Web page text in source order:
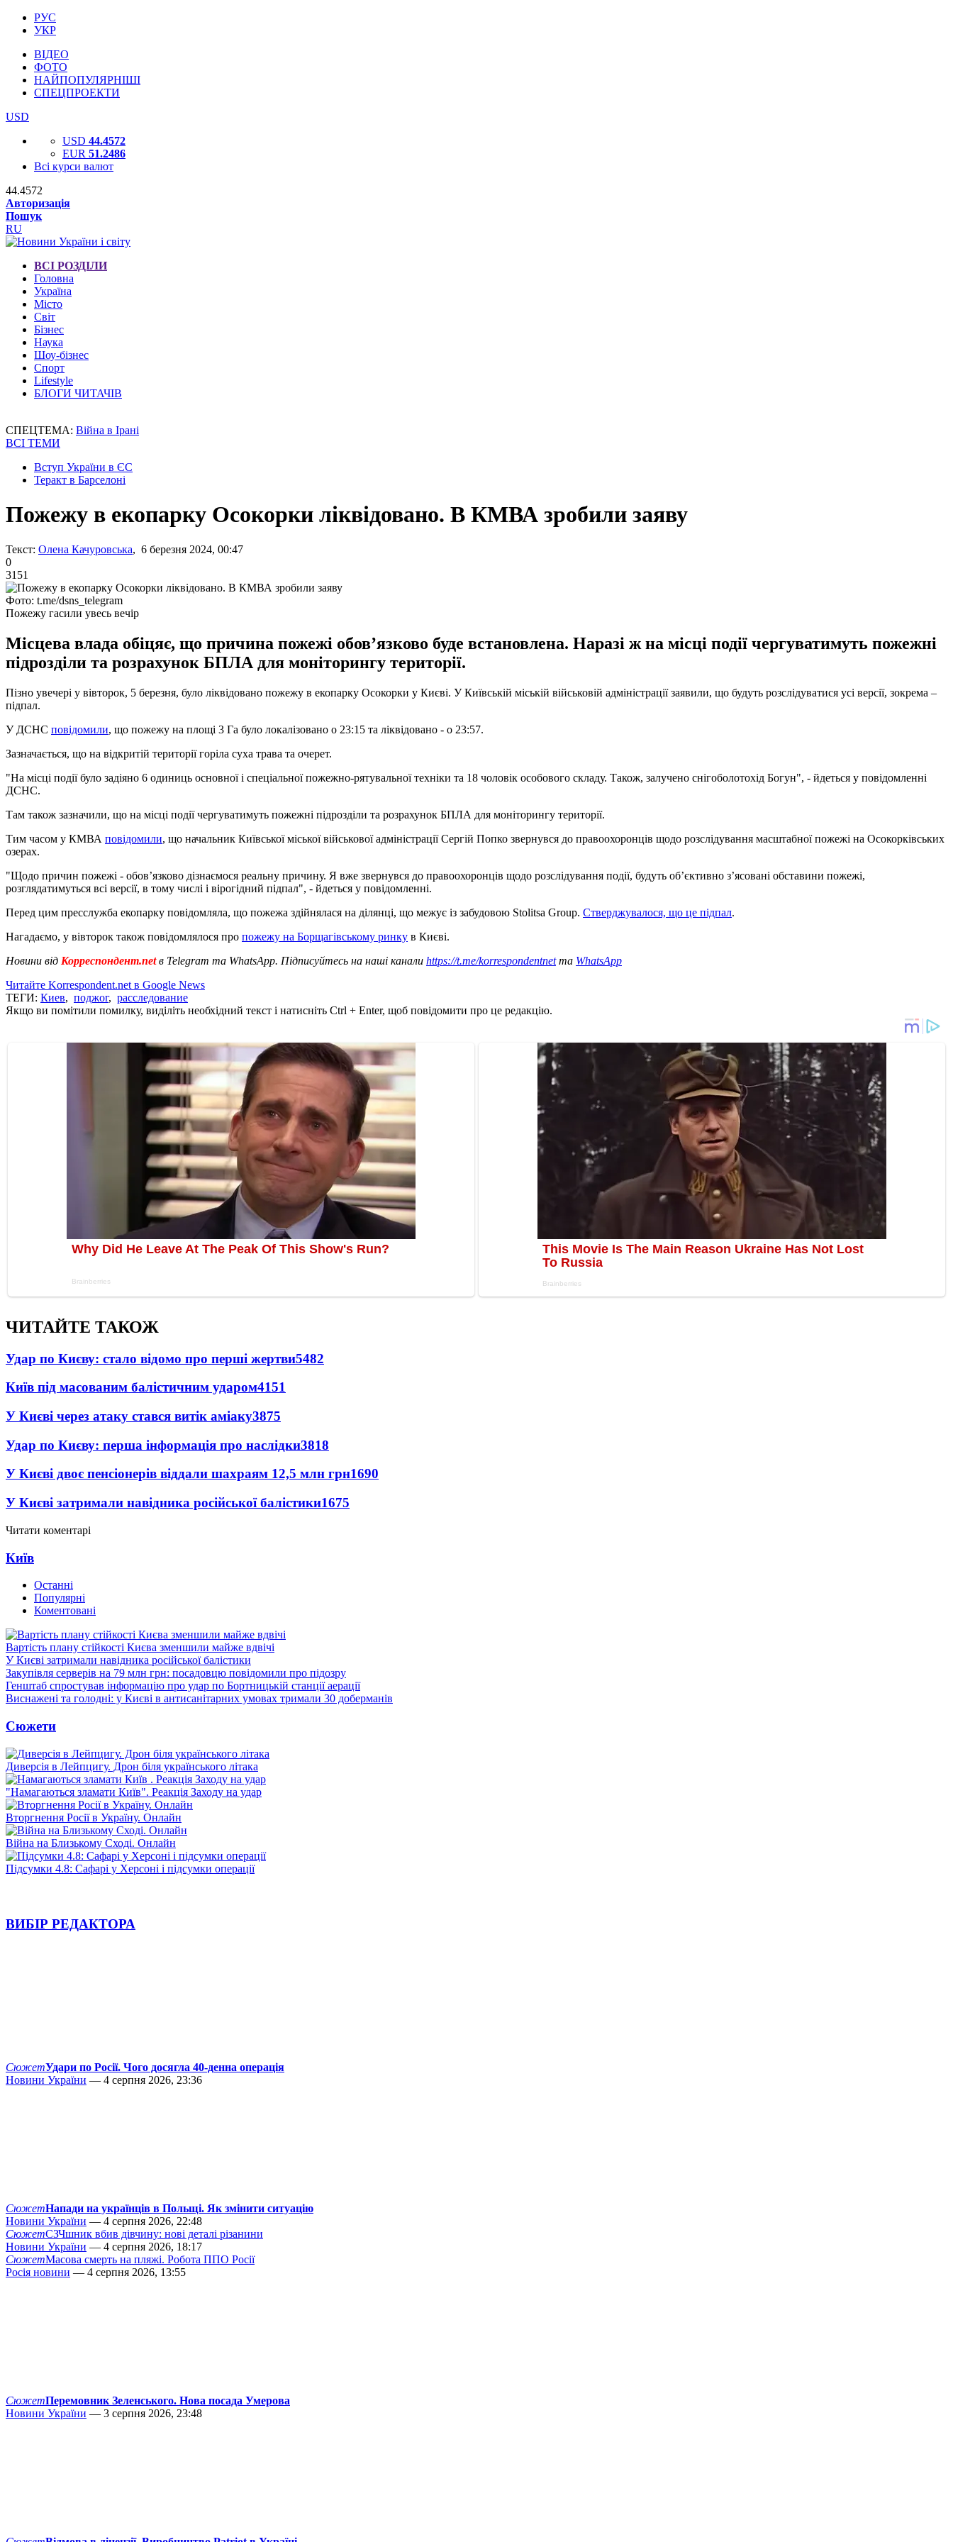
РУС
УКР
ВІДЕО
ФОТО
НАЙПОПУЛЯРНІШІ
СПЕЦПРОЕКТИ
USD
USD 44.4572
EUR 51.2486
Всі курси валют
44.4572
Авторизація
Пошук
RU
ВСІ РОЗДІЛИ
Головна
Україна
Місто
Світ
Бізнес
Наука
Шоу-бізнес
Спорт
Lifestyle
БЛОГИ ЧИТАЧІВ
СПЕЦТЕМА: Війна в Ірані
ВСІ ТЕМИ
Вступ України в ЄС
Теракт в Барселоні
Пожежу в екопарку Осокорки ліквідовано. В КМВА зробили заяву
Текст: Олена Качуровська, 6 березня 2024, 00:47
0
3151
Фото: t.me/dsns_telegram
Пожежу гасили увесь вечір
Місцева влада обіцяє, що причина пожежі обовʼязково буде встановлена. Наразі ж на місці події чергуватимуть пожежні
підрозділи та розрахунок БПЛА для моніторингу території.
Пізно увечері у вівторок, 5 березня, було ліквідовано пожежу в екопарку Осокорки у Києві. У Київській міській військовій адміністрації заявили, що будуть розслідуватися усі версії, зокрема –
підпал.
У ДСНС повідомили, що пожежу на площі 3 Га було локалізовано о 23:15 та ліквідовано - о 23:57.
Зазначається, що на відкритій території горіла суха трава та очерет.
"На місці події було задіяно 6 одиниць основної і спеціальної пожежно-рятувальної техніки та 18 чоловік особового складу. Також, залучено снігоболотохід Богун", - йдеться у повідомленні
ДСНС.
Там також зазначили, що на місці події чергуватимуть пожежні підрозділи та розрахунок БПЛА для моніторингу території.
Тим часом у КМВА повідомили, що начальник Київської міської військової адміністрації Сергій Попко звернувся до правоохоронців щодо розслідування масштабної пожежі на Осокорківських
озерах.
"Щодо причин пожежі - обовʼязково дізнаємося реальну причину. Я вже звернувся до правоохоронців щодо розслідування події, будуть обʼєктивно зʼясовані обставини пожежі,
розглядатимуться всі версії, в тому числі і вірогідний підпал", - йдеться у повідомленні.
Перед цим пресслужба екопарку повідомляла, що пожежа здійнялася на ділянці, що межує із забудовою Stolitsa Group. Стверджувалося, що це підпал.
Нагадаємо, у вівторок також повідомлялося про пожежу на Борщагівському ринку в Києві.
Новини від Корреспондент.netв Telegram та WhatsApp. Підписуйтесь на наші канали https://t.me/korrespondentnetта WhatsApp
Читайте Korrespondent.net в Google News
ТЕГИ: Киев, поджог, расследование
Якщо ви помітили помилку, виділіть необхідний текст і натисніть Ctrl + Enter, щоб повідомити про це редакцію.
ЧИТАЙТЕ ТАКОЖ
Удар по Києву: стало відомо про перші жертви5482
Київ під масованим балістичним ударом4151
У Києві через атаку стався витік аміаку3875
Удар по Києву: перша інформація про наслідки3818
У Києві двоє пенсіонерів віддали шахраям 12,5 млн грн1690
У Києві затримали навідника російської балістики1675
Читати коментарі
Київ
Останні
Популярні
Коментовані
Вартість плану стійкості Києва зменшили майже вдвічі
У Києві затримали навідника російської балістики
Закупівля серверів на 79 млн грн: посадовцю повідомили про підозру
Генштаб спростував інформацію про удар по Бортницькій станції аерації
Виснажені та голодні: у Києві в антисанітарних умовах тримали 30 доберманів
Сюжети
Диверсія в Лейпцигу. Дрон біля українського літака
"Намагаються зламати Київ". Реакція Заходу на удар
Вторгнення Росії в Україну. Онлайн
Війна на Близькому Сході. Онлайн
Підсумки 4.8: Сафарі у Херсоні і підсумки операції
ВИБІР РЕДАКТОРА
СюжетУдари по Росії. Чого досягла 40-денна операція
Новини України — 4 серпня 2026, 23:36
СюжетНапади на українців в Польщі. Як змінити ситуацію
Новини України — 4 серпня 2026, 22:48
СюжетСЗЧшник вбив дівчину: нові деталі різанини
Новини України — 4 серпня 2026, 18:17
СюжетМасова смерть на пляжі. Робота ППО Росії
Росія новини — 4 серпня 2026, 13:55
СюжетПеремовник Зеленського. Нова посада Умерова
Новини України — 3 серпня 2026, 23:48